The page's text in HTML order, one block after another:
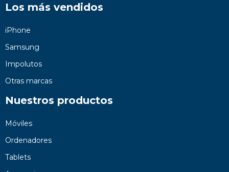
Los más vendidos
iPhone
Samsung
Impolutos
Otras marcas
Nuestros productos
Móviles
Ordenadores
Tablets